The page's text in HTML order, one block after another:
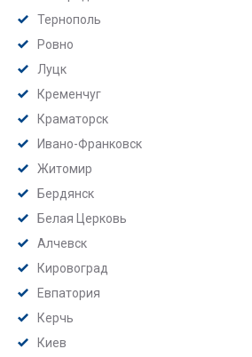
Тернополь
Ровно
Луцк
Кременчуг
Краматорск
Ивано-Франковск
Житомир
Бердянск
Белая Церковь
Алчевск
Кировоград
Евпатория
Керчь
Киев